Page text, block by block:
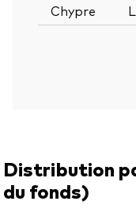
Chypre
Distribution
du fonds)